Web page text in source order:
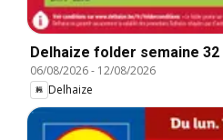
Delhaize folder semaine 32
06/08/2026- 12/08/2026
Delhaize